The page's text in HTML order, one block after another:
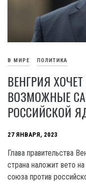
В МИРЕ ПОЛИТИКА
ВЕНГРИЯ
ВОЗМОЖНЫЕ
РОССИЙСКОЙ
27 ЯНВАРЯ, 2023
Глава правительства
страна наложит вето
союза против